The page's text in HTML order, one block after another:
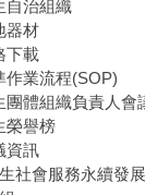
自治組織
器材
下載
作業流程(SOP)
團體組織負責人會
榮譽榜
資訊
社會服務永續發